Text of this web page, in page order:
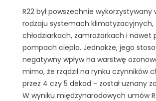
R22 był powszechnie wykorzystywany
rodzaju systemach klimatyzacyjnych,
chłodziarkach, zamrażarkach i nawet
pompach ciepła. Jednakże, jego
negatywny wpływ na warstwę
mimo, że rządził na rynku czynników
przez 4 czy 5 dekad - został uznany
W wyniku międzynarodowych umów